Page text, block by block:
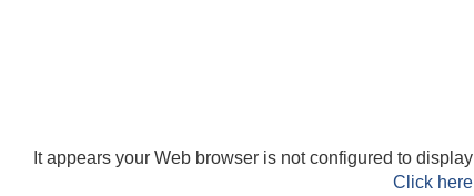
It appears your Web browser is not configured to
Click